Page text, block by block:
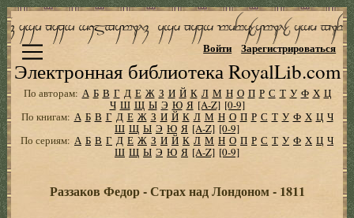
Электронная библиотека RoyalLib.com
Войти Зарегистрироваться
По авторам: А Б В Г Д Е Ж З И Й К Л М Н О П Р С Т У Ф Х Ц
Ч Ш Щ Ы Э Ю Я [A-Z] [0-9]
По книгам: А Б В Г Д Е Ж З И Й К Л М Н О П Р С Т У Ф Х Ц Ч
Ш Щ Ы Э Ю Я [A-Z] [0-9]
По сериям: А Б В Г Д Е Ж З И Й К Л М Н О П Р С Т У Ф Х Ц Ч
Ш Щ Ы Э Ю Я [A-Z] [0-9]
Раззаков Федор - Страх над Лондоном - 1811